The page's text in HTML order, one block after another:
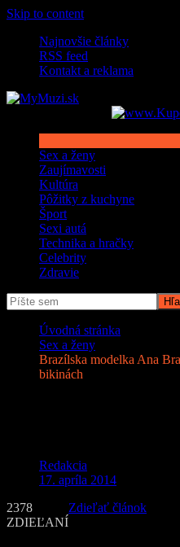
Skip to content
Najnovšie články
RSS feed
Kontakt a reklama
Sex a ženy
Zaujímavosti
Kultúra
Pôžitky z kuchyne
Šport
Sexi autá
Technika a hračky
Celebrity
Zdravie
Úvodná stránka
Sex a ženy
Brazílska modelka Ana
bikinách
Redakcia
17. apríla 2014
2378
ZDIEĽANÍ
Zdieľať článok